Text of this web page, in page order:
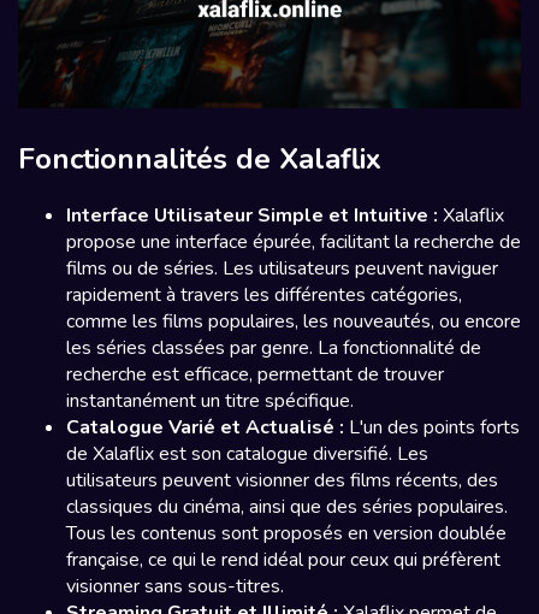
Fonctionnalités de Xalaflix
Interface Utilisateur Simple et Intuitive : Xalaflix
propose une interface épurée, facilitant la recherche de
films ou de séries. Les utilisateurs peuvent naviguer
rapidement à travers les différentes catégories,
comme les films populaires, les nouveautés, ou encore
les séries classées par genre. La fonctionnalité de
recherche est efficace, permettant de trouver
instantanément un titre spécifique.
Catalogue Varié et Actualisé : L'un des points forts
de Xalaflix est son catalogue diversifié. Les
utilisateurs peuvent visionner des films récents, des
classiques du cinéma, ainsi que des séries populaires.
Tous les contenus sont proposés en version doublée
française, ce qui le rend idéal pour ceux qui préfèrent
visionner sans sous-titres.